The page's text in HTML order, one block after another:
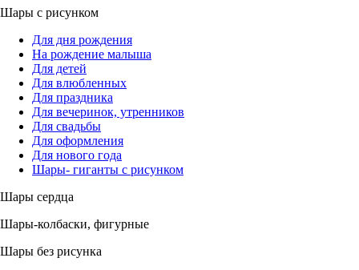
Шары с рисунком
Для дня рождения
На рождение малыша
Для детей
Для влюбленных
Для праздника
Для вечеринок, утренников
Для свадьбы
Для оформления
Для нового года
Шары- гиганты с рисунком
Шары сердца
Шары-колбаски, фигурные
Шары без рисунка